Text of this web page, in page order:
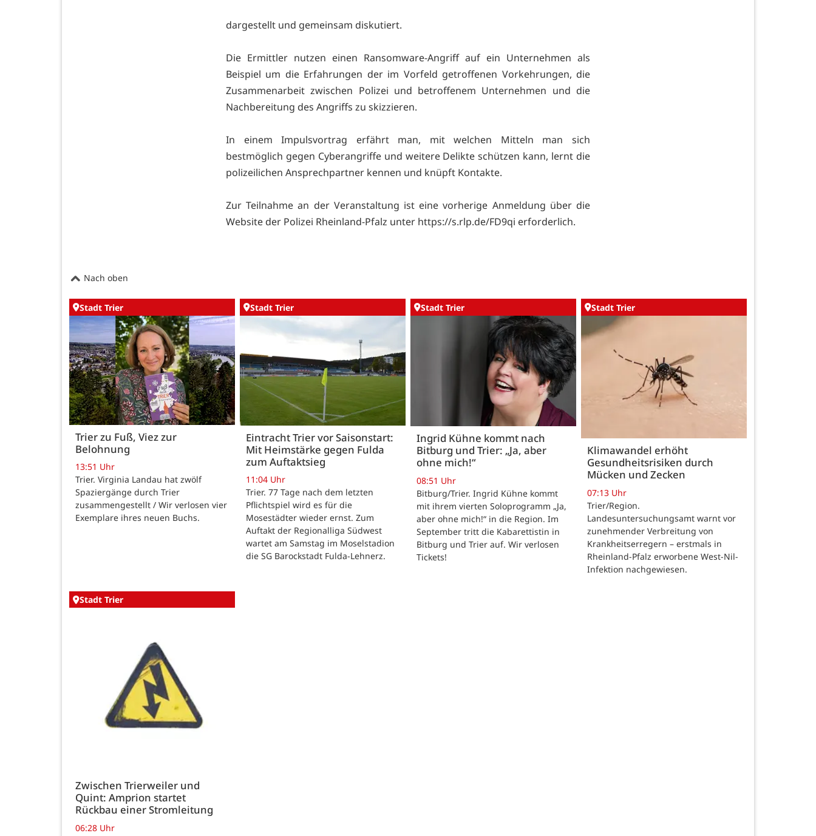
dargestellt und gemeinsam diskutiert.
Die Ermittler nutzen einen Ransomware-Angriff auf ein Unternehmen als
Beispiel um die Erfahrungen der im Vorfeld getroffenen Vorkehrungen, die
Zusammenarbeit zwischen Polizei und betroffenem Unternehmen und die
Nachbereitung des Angriffs zu skizzieren.
In einem Impulsvortrag erfährt man, mit welchen Mitteln man sich
bestmöglich gegen Cyberangriffe und weitere Delikte schützen kann, lernt die
polizeilichen Ansprechpartner kennen und knüpft Kontakte.
Zur Teilnahme an der Veranstaltung ist eine vorherige Anmeldung über die
Website der Polizei Rheinland-Pfalz unter https://s.rlp.de/FD9qi erforderlich.
Nach oben
Stadt Trier
Trier zu Fuß, Viez zur
Belohnung
13:51 Uhr
Trier. Virginia Landau hat zwölf
Spaziergänge durch Trier
zusammengestellt / Wir verlosen vier
Exemplare ihres neuen Buchs.
Stadt Trier
Eintracht Trier vor Saisonstart:
Mit Heimstärke gegen Fulda
zum Auftaktsieg
11:04 Uhr
Trier. 77 Tage nach dem letzten
Pflichtspiel wird es für die
Mosestädter wieder ernst. Zum
Auftakt der Regionalliga Südwest
wartet am Samstag im Moselstadion
die SG Barockstadt Fulda-Lehnerz.
Stadt Trier
Ingrid Kühne kommt nach
Bitburg und Trier: „Ja, aber
ohne mich!“
08:51 Uhr
Bitburg/Trier. Ingrid Kühne kommt
mit ihrem vierten Soloprogramm „Ja,
aber ohne mich!“ in die Region. Im
September tritt die Kabarettistin in
Bitburg und Trier auf. Wir verlosen
Tickets!
Stadt Trier
Klimawandel erhöht
Gesundheitsrisiken durch
Mücken und Zecken
07:13 Uhr
Trier/Region.
Landesuntersuchungsamt warnt vor
zunehmender Verbreitung von
Krankheitserregern – erstmals in
Rheinland-Pfalz erworbene West-Nil-
Infektion nachgewiesen.
Stadt Trier
Zwischen Trierweiler und
Quint: Amprion startet
Rückbau einer Stromleitung
06:28 Uhr